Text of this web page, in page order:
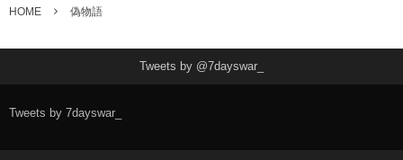
HOME 偽物語
Tweets by @7dayswar_
Tweets by 7dayswar_